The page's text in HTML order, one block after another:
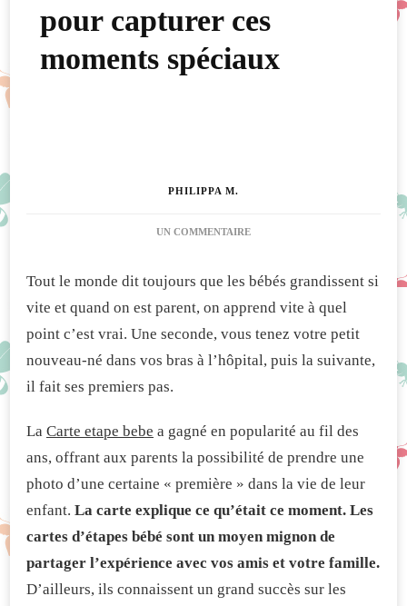
pour capturer ces
moments spéciaux
PHILIPPA M.
UN COMMENTAIRESUR
D’ÉTAPE
BÉBÉ
CAPTURER
MOMENTS
Tout le monde dit toujours que les bébés grandissent si
vite et quand on est parent, on apprend vite à quel
point c’est vrai. Une seconde, vous tenez votre petit
nouveau-né dans vos bras à l’hôpital, puis la suivante,
il fait ses premiers pas.
La Carte etape bebe a gagné en popularité au fil des
ans, offrant aux parents la possibilité de prendre une
photo d’une certaine « première » dans la vie de leur
enfant. La carte explique ce qu’était ce moment. Les
cartes d’étapes bébé sont un moyen mignon de
partager l’expérience avec vos amis et votre famille.
D’ailleurs, ils connaissent un grand succès sur les